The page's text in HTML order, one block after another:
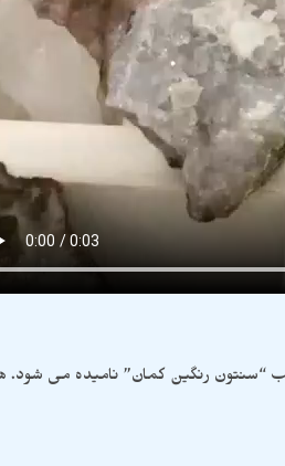
“سنتون رنگین کمان” نامیده می